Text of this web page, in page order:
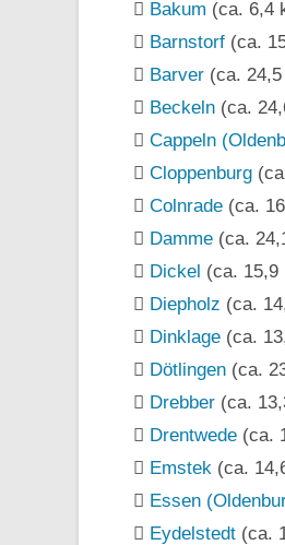
Bakum (ca. 6,4
Barnstorf (ca.
Barver (ca.
Beckeln (ca.
Cappeln
Cloppenburg
Colnrade (ca.
Damme (ca.
Dickel (ca. 15,9
Diepholz (ca.
Dinklage (ca.
Dötlingen (ca.
Drebber (ca.
Drentwede (ca.
Emstek (ca.
Essen
Eydelstedt (ca.